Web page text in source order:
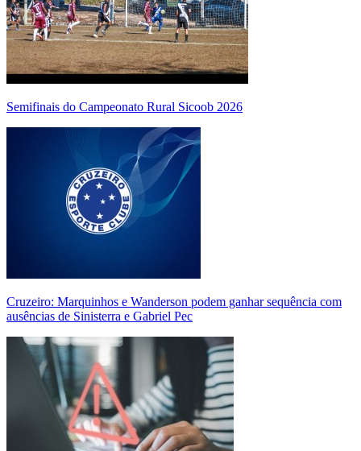
Semifinais do Campeonato Rural Sicoob 2026
Cruzeiro: Marquinhos e Wanderson podem ganhar sequência com
ausências de Sinisterra e Gabriel Pec